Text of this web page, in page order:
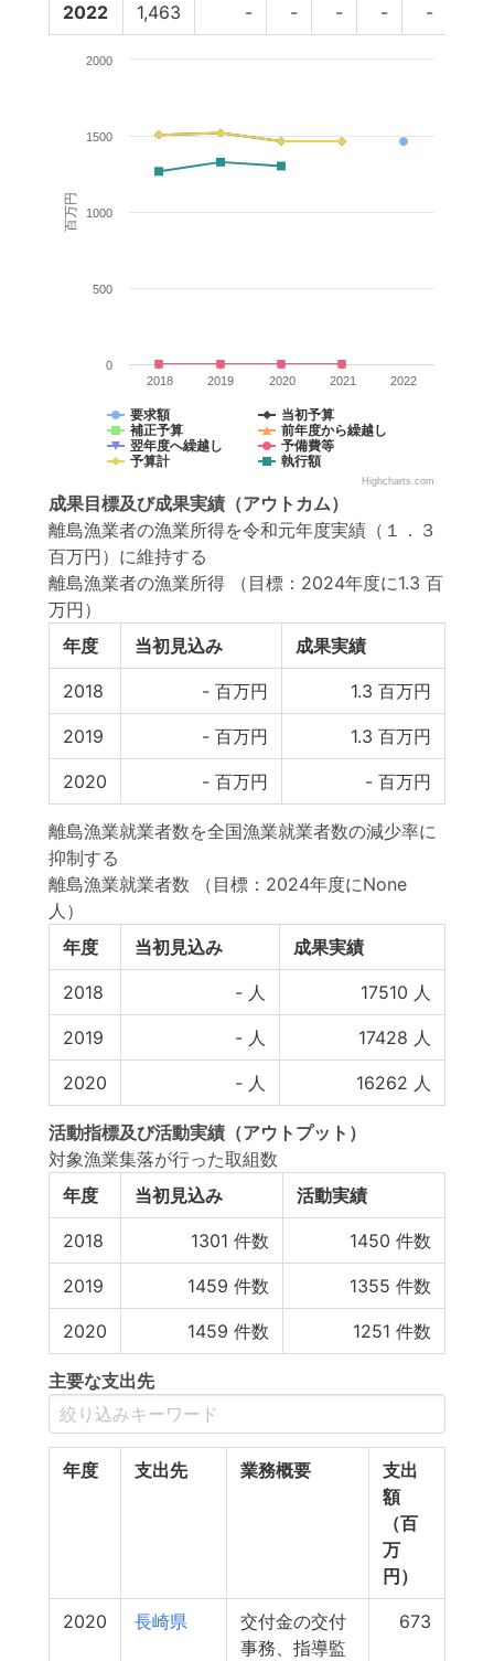
2022 1,463 - - - - -
百万円
要求額
当初予算
補正予算
前年度から繰越し
翌年度へ繰越し
予備費等
予算計
執行額
2018 2019 2020 2021 2022
0
500
1000
1500
2000
Highcharts.com
成果目標及び成果実績 （アウトカム）
離島漁業者の漁業所得を令和元年度実績（１．３
百万円）に維持する
離島漁業者の漁業所得
（目標：2024年度に1.3 百
万円）
年度
当初見込み 成果実績
2018 - 百万円 1.3 百万円
2019 - 百万円 1.3 百万円
2020 - 百万円 - 百万円
離島漁業就業者数を全国漁業就業者数の減少率に
抑制する
離島漁業就業者数
（目標：2024年度にNone
人）
年度
当初見込み 成果実績
2018 - 人 17510 人
2019 - 人 17428 人
2020 - 人 16262 人
活動指標及び活動実績 （アウトプット）
対象漁業集落が行った取組数
年度
当初見込み 活動実績
2018 1301 件数 1450 件数
2019 1459 件数 1355 件数
2020 1459 件数 1251 件数
主要な支出先
年度 支出先 業務概要
支出
額
（百
万
円）
2020 長崎県
交付金の交付
事務、指導監
673